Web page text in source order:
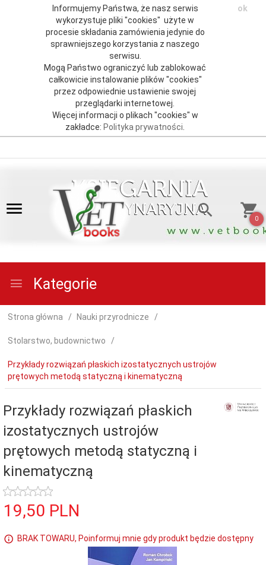
Informujemy Państwa, że nasz serwis
wykorzystuje pliki "cookies" użyte w
procesie składania zamówienia jedynie do
sprawniejszego korzystania z naszego
serwisu.
Mogą Państwo ograniczyć lub zablokować
całkowicie instalowanie plików "cookies"
przez odpowiednie ustawienie swojej
przeglądarki internetowej.
Więcej informacji o plikach "cookies" w
zakładce: Polityka prywatności.
ok
0
Kategorie
Strona główna Nauki przyrodnicze
Stolarstwo, budownictwo
Przykłady rozwiązań płaskich izostatycznych ustrojów
prętowych metodą statyczną i kinematyczną
Przykłady rozwiązań płaskich
izostatycznych ustrojów
prętowych metodą statyczną i
kinematyczną
19,50 PLN
BRAK TOWARU, Poinformuj mnie gdy produkt będzie dostępny